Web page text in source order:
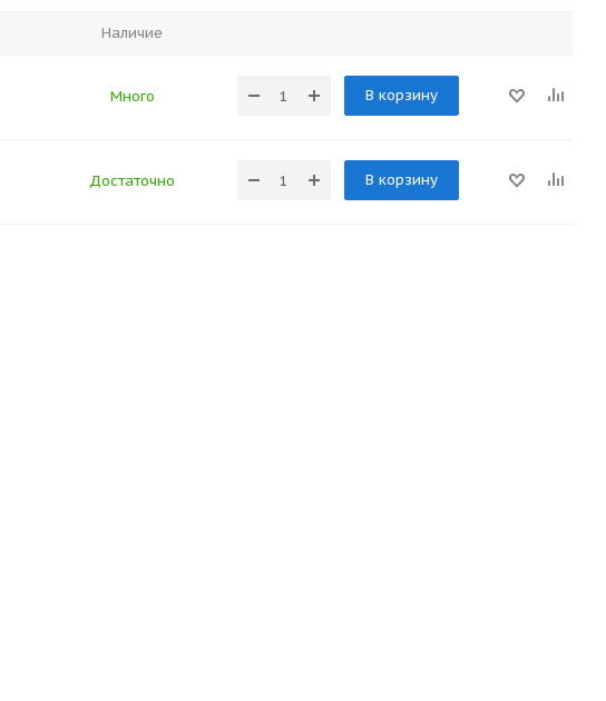
Наличие
Много В корзину
Достаточно В корзину